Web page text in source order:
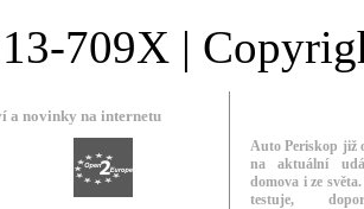
709X |
a novinky na internetu
Auto Periskop již
na aktuální
domova i ze
testuje,